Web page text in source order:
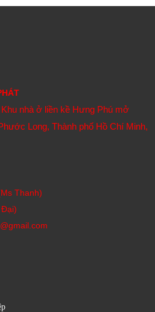
nhà ở liền kề Hưng Phú mở
Long, Thành phố Hồ Chí Minh,
Thanh)